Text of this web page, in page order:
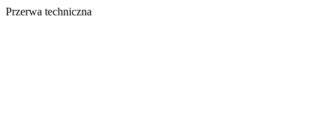
Przerwa techniczna